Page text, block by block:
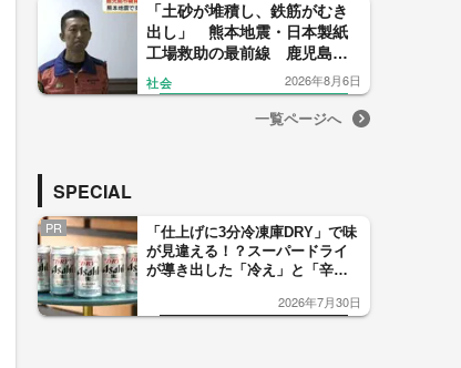
「土砂が堆積し、鉄筋がむき
出し」 熊本地震・日本製紙
工場救助の最前線 鹿児島市
消防が報告会
社会 2026年8月6日
一覧ページへ
SPECIAL
PR
「仕上げに3分冷凍庫DRY」で味
が見違える！？スーパードライ
が導き出した「冷え」と「辛
した「辛口カーブ」が飲み頃の
2026年7月30日